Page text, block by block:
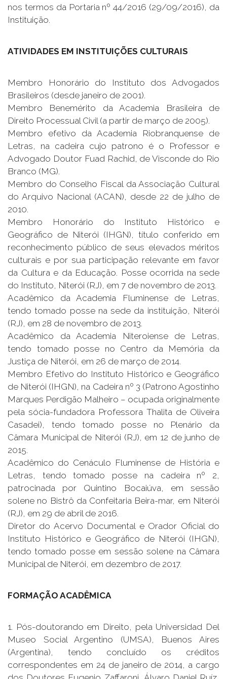
nos termos da Portaria nº 44/2016 (29/09/2016), da
Instituição.
ATIVIDADES EM INSTITUIÇÕES CULTURAIS
Membro Honorário do Instituto dos Advogados
Brasileiros (desde janeiro de 2001).
Membro Benemérito da Academia Brasileira de
Direito Processual Civil (a partir de março de 2005).
Membro efetivo da Academia Riobranquense de
Letras, na cadeira cujo patrono é o Professor e
Advogado Doutor Fuad Rachid, de Visconde do Rio
Branco (MG).
Membro do Conselho Fiscal da Associação Cultural
do Arquivo Nacional (ACAN), desde 22 de julho de
2010.
Membro Honorário do Instituto Histórico e
Geográfico de Niterói (IHGN), título conferido em
reconhecimento público de seus elevados méritos
culturais e por sua participação relevante em favor
da Cultura e da Educação. Posse ocorrida na sede
do Instituto, Niterói (RJ), em 7 de novembro de 2013.
Acadêmico da Academia Fluminense de Letras,
tendo tomado posse na sede da instituição, Niterói
(RJ), em 28 de novembro de 2013.
Acadêmico da Academia Niteroiense de Letras,
tendo tomado posse no Centro da Memória da
Justiça de Niterói, em 26 de março de 2014.
Membro Efetivo do Instituto Histórico e Geográfico
de Niterói (IHGN), na Cadeira nº 3 (Patrono Agostinho
Marques Perdigão Malheiro – ocupada originalmente
pela sócia-fundadora Professora Thalita de Oliveira
Casadei), tendo tomado posse no Plenário da
Câmara Municipal de Niterói (RJ), em 12 de junho de
2015.
Acadêmico do Cenáculo Fluminense de História e
Letras, tendo tomado posse na cadeira nº 2,
patrocinada por Quintino Bocaiúva, em sessão
solene no Bistrô da Confeitaria Beira-mar, em Niterói
(RJ), em 29 de abril de 2016.
Diretor do Acervo Documental e Orador Oficial do
Instituto Histórico e Geográfico de Niterói (IHGN),
tendo tomado posse em sessão solene na Câmara
Municipal de Niterói, em dezembro de 2017.
FORMAÇÃO ACADÊMICA
1. Pós-doutorando em Direito, pela Universidad Del
Museo Social Argentino (UMSA), Buenos Aires
(Argentina), tendo concluído os créditos
correspondentes em 24 de janeiro de 2014, a cargo